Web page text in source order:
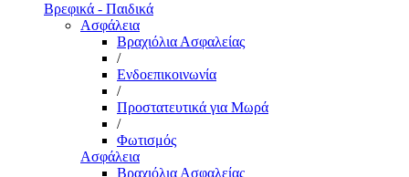
Βρεφικά - Παιδικά
Ασφάλεια
Βραχιόλια Ασφαλείας
/
Ενδοεπικοινωνία
/
Προστατευτικά για Μωρά
/
Φωτισμός
Ασφάλεια
Βραχιόλια Ασφαλείας